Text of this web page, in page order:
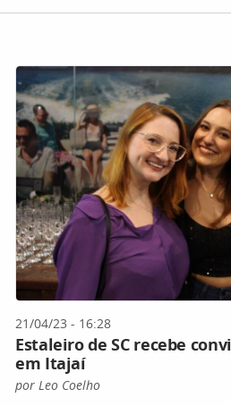
21/04/23 - 16:28
Estaleiro de SC recebe
em Itajaí
por Leo Coelho